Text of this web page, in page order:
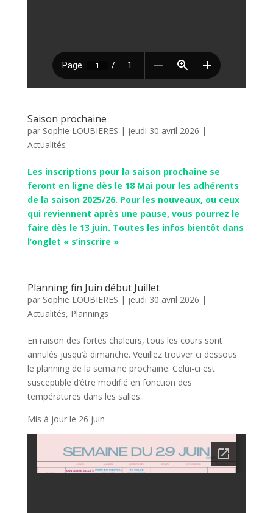
Saison prochaine
par Sophie LOUBIERES | jeudi 30 avril 2026 |
Actualités
Les inscriptions pour la saison prochaine se
feront en ligne dès le 18 Mai pour les adhérents
de la saison 2025/26. Pour les nouveaux, ou ceux
qui reviennent après une pause, vous pourrez le
faire dès le 13 juin. Toutes les infos bientôt dans
l’onglet « s’inscrire »
Planning fin Juin début Juillet
par Sophie LOUBIERES | jeudi 30 avril 2026 |
Actualités, Plannings
En raison des fortes chaleurs, tous les cours sont
annulés jusqu’à dimanche. Veuillez trouver ci dessous
le planning de la semaine prochaine. Celui-ci est
susceptible d’être modifié en fonction des
températures dans les salles..
Mis à jour le 26 juin